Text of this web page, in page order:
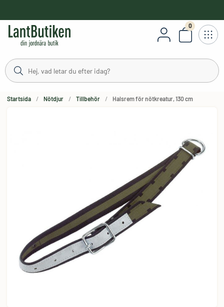
0
Antal
Startsida Nötdjur Tillbehör Halsrem för nötkreatur, 130 cm